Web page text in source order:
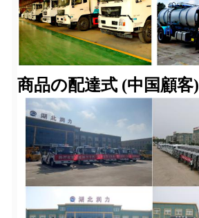
商品の配達式 (中国顧客)